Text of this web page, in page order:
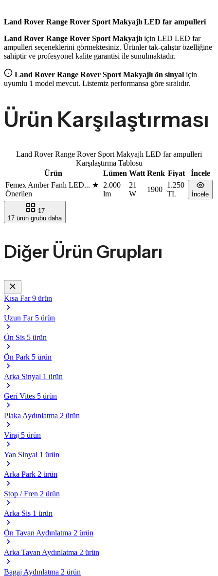
Land Rover Range Rover Sport Makyajlı LED far ampulleri
Land Rover Range Rover Sport Makyajlı için LED LED far
ampulleri seçeneklerini görmektesiniz. Ürünler tak-çalıştır özelliğine
sahiptir ve profesyonel kalite garantisi ile sunulmaktadır.
Land Rover Range Rover Sport Makyajlı ön sinyal için
uyumlu 1 model mevcut. Listemiz performansa göre sıralıdır.
Ürün Karşılaştırması
Land Rover Range Rover Sport Makyajlı LED far ampulleri
Karşılaştırma Tablosu
Ürün
Lümen Watt Renk Fiyat
İncele
Femex Amber Fanlı LED... ★
Önerilen
2.000
lm
21
W
1900
1.250
TL
İncele
17
17 ürün grubu daha
Diğer Ürün Grupları
Kısa Far 9 ürün
Uzun Far 5 ürün
Ön Sis 5 ürün
Ön Park 5 ürün
Arka Sinyal 1 ürün
Geri Vites 5 ürün
Plaka Aydınlatma 2 ürün
Viraj 5 ürün
Yan Sinyal 1 ürün
Arka Park 2 ürün
Stop / Fren 2 ürün
Arka Sis 1 ürün
Ön Tavan Aydınlatma 2 ürün
Arka Tavan Aydınlatma 2 ürün
Bagaj Aydınlatma 2 ürün